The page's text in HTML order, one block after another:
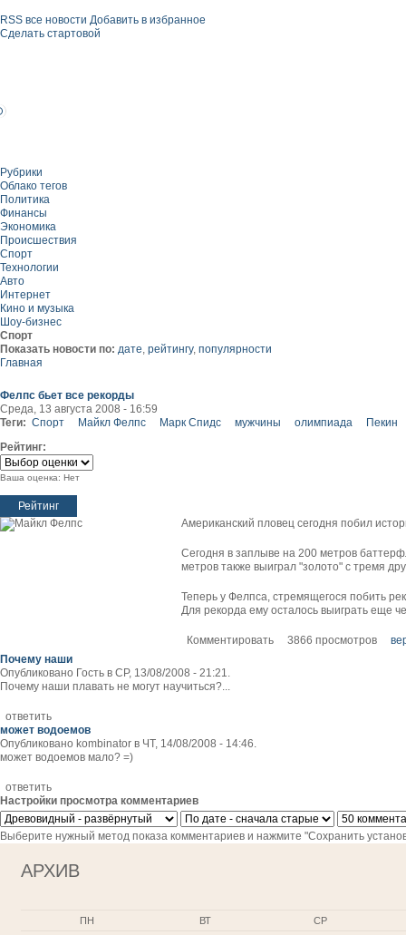
RSS все новости Добавить в избранное
Сделать стартовой
Рубрики
Облако тегов
Политика
Финансы
Экономика
Происшествия
Спорт
Технологии
Авто
Интернет
Кино и музыка
Шоу-бизнес
Спорт
Показать новости по: дате, рейтингу, популярности
Главная
Фелпс бьет все рекорды
Среда, 13 августа 2008 - 16:59
Теги: Спорт Майкл Фелпс Марк Спидс мужчины олимпиада
Пекин
Рейтинг:
Ваша оценка: Нет
Американский пловец сегодня побил
Сегодня в заплыве на 200 метров
метров также выиграл "золото" с тремя
Теперь у Фелпса, стремящегося побить
Для рекорда ему осталось выиграть еще
Комментировать 3866 просмотров
Почему наши
Опубликовано Гость в СР, 13/08/2008 - 21:21.
Почему наши плавать не могут научиться?...
ответить
может водоемов
Опубликовано kombinator в ЧТ, 14/08/2008 - 14:46.
может водоемов мало? =)
ответить
Настройки просмотра комментариев
Выберите нужный метод показа комментариев и нажмите "Сохранить
АРХИВ
ПН ВТ СР